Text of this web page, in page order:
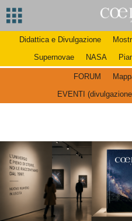
Didattica e Divulgazione
Supernovae
NASA
FORUM
EVENTI